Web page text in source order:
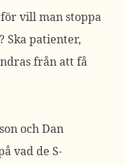
vill man stoppa
Ska patienter,
från att få
och Dan
vad de S-